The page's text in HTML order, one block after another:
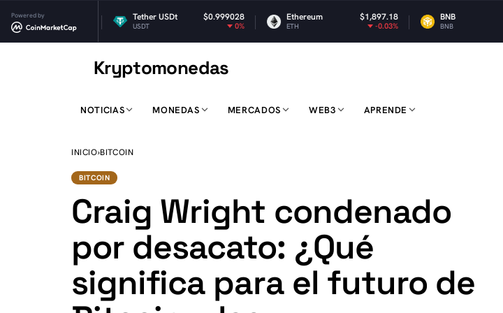
Powered by
$1.02
-2.2%
Tether USDt $0.999028
USDT
Ethereum $1,897.18
ETH
BNB
BNB
Kryptomonedas
NOTICIAS MONEDAS MERCADOS WEB3 APRENDE
INICIO›BITCOIN
BITCOIN
Craig Wright condenado
por desacato: ¿Qué
significa para el futuro de